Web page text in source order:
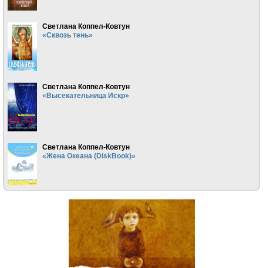
Светлана Коппел-Ковтун
«Сквозь тень»
Светлана Коппел-Ковтун
«Высекательница Искр»
Светлана Коппел-Ковтун
«Жена Океана (DiskBook)»